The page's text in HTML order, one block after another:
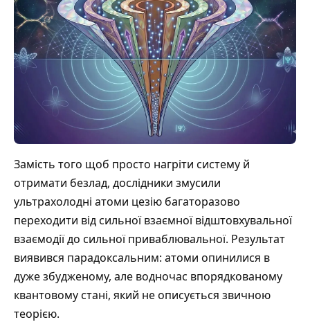
Замість того щоб просто нагріти систему й
отримати безлад, дослідники змусили
ультрахолодні атоми цезію багаторазово
переходити від сильної взаємної відштовхувальної
взаємодії до сильної приваблювальної. Результат
виявився парадоксальним: атоми опинилися в
дуже збудженому, але водночас впорядкованому
квантовому стані, який не описується звичною
теорією.